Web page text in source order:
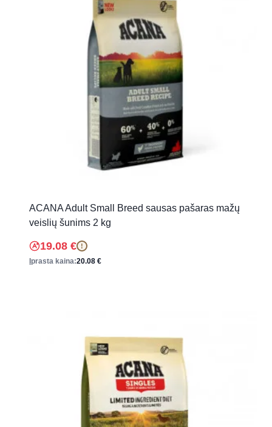
ACANA Adult Small Breed sausas pašaras mažų
veislių šunims 2 kg
19.08 € !
Įprasta kaina:20.08 €